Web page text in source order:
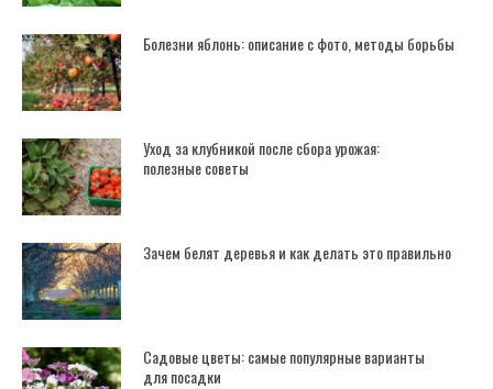
Болезни яблонь: описание с фото, методы борьбы
Уход за клубникой после сбора урожая:
полезные советы
Зачем белят деревья и как делать это правильно
Садовые цветы: самые популярные варианты
для посадки